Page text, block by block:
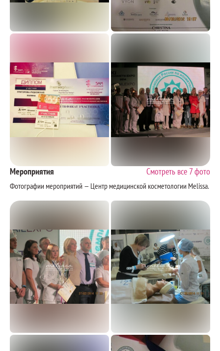
Мероприятия Смотреть все 7 фото
Фотографии мероприятий — Центр медицинской косметологии Melissa.